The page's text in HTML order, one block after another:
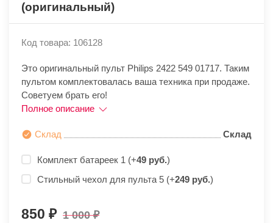
(оригинальный)
Код товара: 106128
Это оригинальный пульт Philips 2422 549 01717. Таким
пультом комплектовалась ваша техника при продаже.
Советуем брать его!
Полное описание
Склад Склад
Комплект батареек 1 (+49 руб.)
Стильный чехол для пульта 5 (+249 руб.)
850 1 000